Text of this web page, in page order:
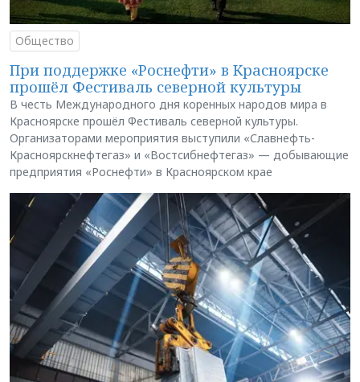
Общество
При поддержке «Роснефти» в Красноярске
прошёл Фестиваль северной культуры
В честь Международного дня коренных народов мира в
Красноярске прошёл Фестиваль северной культуры.
Организаторами мероприятия выступили «Славнефть-
Красноярскнефтегаз» и «Востсибнефтегаз» — добывающие
предприятия «Роснефти» в Красноярском крае